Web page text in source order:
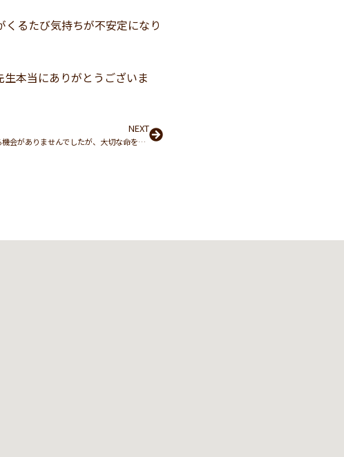
るたび気持ちが不安定になり
本当にありがとうございま
NEXT
培養士の方にはなかなかお会いする機会がありませんでしたが、大切な命を繋げてくれる、本当に素晴らしいお仕事だなと思います。 Next